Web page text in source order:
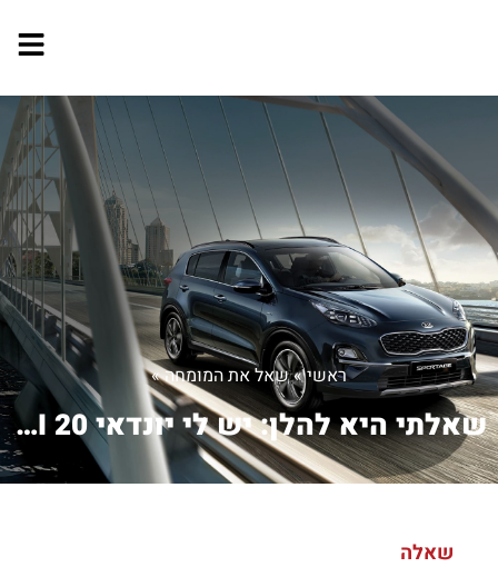
ראשי»שאל את המומחה»
שאלתי היא להלן: יש לי יונדאי I 20 ואנ...
שאלה